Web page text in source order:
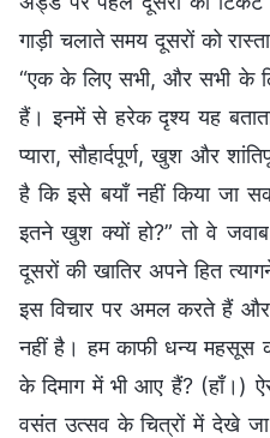
गाड़ी चलाते समय दूसरों को
“एक के लिए सभी, और सभी के
हैं। इनमें से हरेक दृश्य यह
प्यारा, सौहार्दपूर्ण, खुश और
है कि इसे बयाँ नहीं किया जा
इतने खुश क्यों हो?” तो वे
दूसरों की खातिर अपने हित
इस विचार पर अमल करते हैं और
नहीं है। हम काफी धन्य महसूस
के दिमाग में भी आए हैं? (हाँ।)
वसंत उत्सव के चित्रों में देखे